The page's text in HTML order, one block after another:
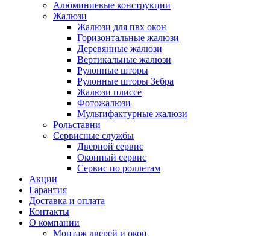
Алюминиевые конструкции
Жалюзи
Жалюзи для пвх окон
Горизонтальные жалюзи
Деревянные жалюзи
Вертикальные жалюзи
Рулонные шторы
Рулонные шторы Зебра
Жалюзи плиссе
Фотожалюзи
Мультифактурные жалюзи
Рольставни
Сервисные службы
Дверной сервис
Оконный сервис
Сервис по роллетам
Акции
Гарантия
Доставка и оплата
Контакты
О компании
Монтаж дверей и окон